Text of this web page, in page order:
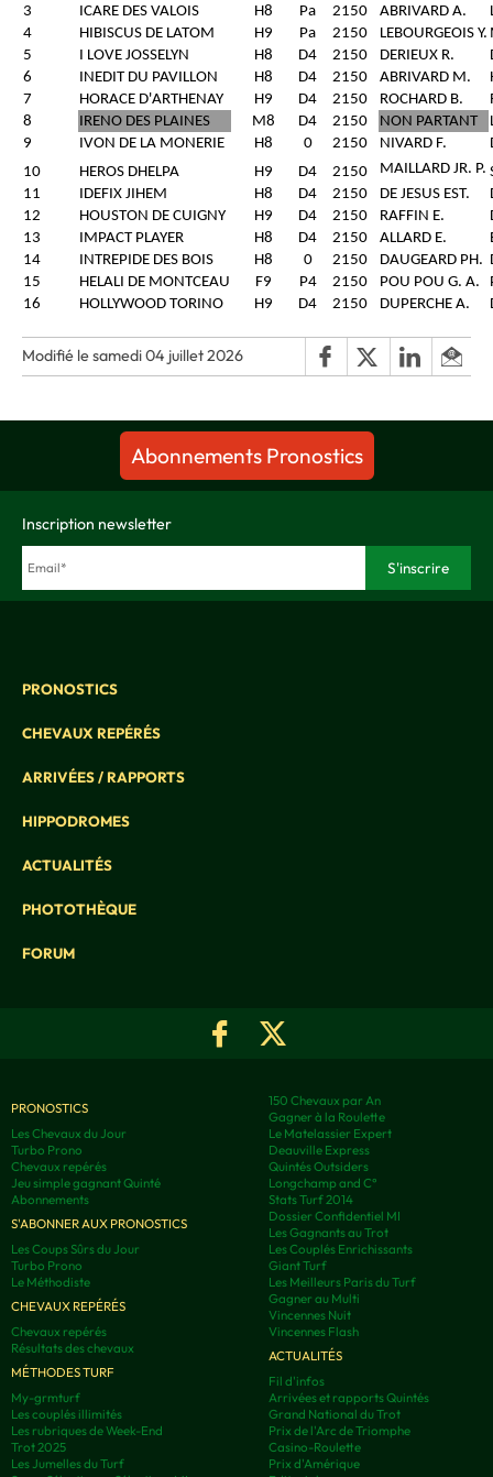
3
ICARE DES VALOIS H8 Pa 2150 ABRIVARD A.
4
HIBISCUS DE LATOM H9 Pa 2150 LEBOURGEOIS Y.
5
I LOVE JOSSELYN H8 D4 2150 DERIEUX R.
6
INEDIT DU PAVILLON H8 D4 2150 ABRIVARD M.
7
HORACE D'ARTHENAY H9 D4 2150 ROCHARD B.
8
IRENO DES PLAINES M8 D4 2150 NON PARTANT
9
IVON DE LA MONERIE H8 0 2150 NIVARD F.
10
HEROS DHELPA H9 D4 2150 MAILLARD JR. P.
11
IDEFIX JIHEM H8 D4 2150 DE JESUS EST.
12
HOUSTON DE CUIGNY H9 D4 2150 RAFFIN E.
13
IMPACT PLAYER H8 D4 2150 ALLARD E.
14
INTREPIDE DES BOIS H8 0 2150 DAUGEARD PH.
15
HELALI DE MONTCEAU F9 P4 2150 POU POU G. A.
16
HOLLYWOOD TORINO H9 D4 2150 DUPERCHE A.
Modifié le samedi 04 juillet 2026
Abonnements Pronostics
Inscription newsletter
PRONOSTICS
CHEVAUX REPÉRÉS
ARRIVÉES / RAPPORTS
HIPPODROMES
ACTUALITÉS
PHOTOTHÈQUE
FORUM
PRONOSTICS
Les Chevaux du Jour
Turbo Prono
Chevaux repérés
Jeu simple gagnant Quinté
Abonnements
S'ABONNER AUX PRONOSTICS
Les Coups Sûrs du Jour
Turbo Prono
Le Méthodiste
CHEVAUX REPÉRÉS
Chevaux repérés
Résultats des chevaux
MÉTHODES TURF
My-grmturf
Les couplés illimités
Les rubriques de Week-End
Trot 2025
Les Jumelles du Turf
150 Chevaux par An
Gagner à la Roulette
Le Matelassier Expert
Deauville Express
Quintés Outsiders
Longchamp and C°
Stats Turf 2014
Dossier Confidentiel MI
Les Gagnants au Trot
Les Couplés Enrichissants
Giant Turf
Les Meilleurs Paris du Turf
Gagner au Multi
Vincennes Nuit
Vincennes Flash
ACTUALITÉS
Fil d'infos
Arrivées et rapports Quintés
Grand National du Trot
Prix de l'Arc de Triomphe
Casino-Roulette
Prix d'Amérique